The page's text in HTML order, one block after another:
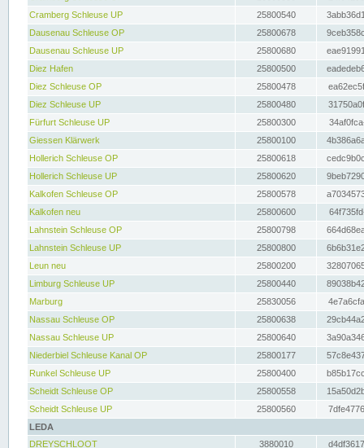
Cramberg Schleuse UP
25800540
Dausenau Schleuse OP
25800678
Dausenau Schleuse UP
25800680
Diez Hafen
25800500
Diez Schleuse OP
25800478
Diez Schleuse UP
25800480
Fürfurt Schleuse UP
25800300
Giessen Klärwerk
25800100
Hollerich Schleuse OP
25800618
Hollerich Schleuse UP
25800620
Kalkofen Schleuse OP
25800578
Kalkofen neu
25800600
Lahnstein Schleuse OP
25800798
Lahnstein Schleuse UP
25800800
Leun neu
25800200
Limburg Schleuse UP
25800440
Marburg
25830056
Nassau Schleuse OP
25800638
Nassau Schleuse UP
25800640
Niederbiel Schleuse Kanal OP
25800177
Runkel Schleuse UP
25800400
Scheidt Schleuse OP
25800558
Scheidt Schleuse UP
25800560
LEDA
DREYSCHLOOT
3880010